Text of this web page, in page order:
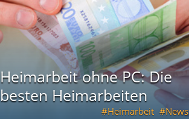
Heimarbeit ohne PC: Die
besten Heimarbeiten
Heimarbeit News